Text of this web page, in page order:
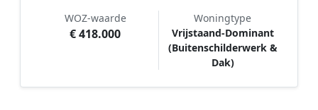
WOZ-waarde
€ 418.000
Woningtype
Vrijstaand-Dominant
(Buitenschilderwerk &
Dak)